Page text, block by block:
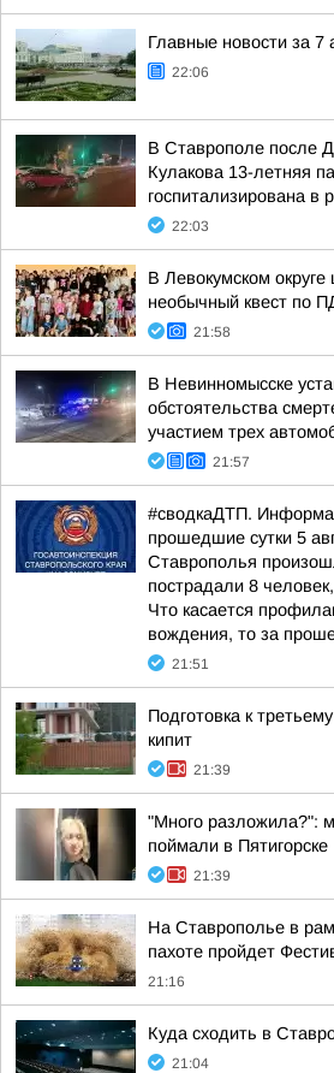
Главные новости за 7
22:06
В Ставрополе после
Кулакова 13-летняя
госпитализирована в
22:03
В Левокумском
необычный квест по
21:58
В Невинномысске
обстоятельства
участием трех
21:57
#сводкаДТП.
прошедшие сутки 5
Ставрополья
пострадали 8
Что касается
вождения, то за
21:51
Подготовка к
кипит
21:39
"Много разложила?":
поймали в Пятигорске
21:39
На Ставрополье в
пахоте пройдет
21:16
Куда сходить в
21:04